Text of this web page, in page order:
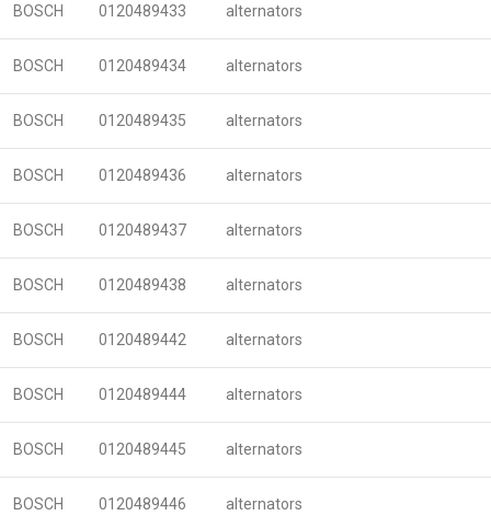
BOSCH 0120489433 alternators
BOSCH 0120489434 alternators
BOSCH 0120489435 alternators
BOSCH 0120489436 alternators
BOSCH 0120489437 alternators
BOSCH 0120489438 alternators
BOSCH 0120489442 alternators
BOSCH 0120489444 alternators
BOSCH 0120489445 alternators
BOSCH 0120489446 alternators